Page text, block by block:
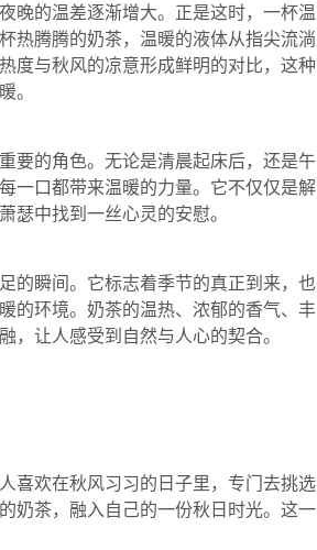
晚的温差逐渐增大。正是这时，一杯温
热腾腾的奶茶，温暖的液体从指尖流淌
度与秋风的凉意形成鲜明的对比，这种
。
要的角色。无论是清晨起床后，还是午
一口都带来温暖的力量。它不仅仅是解
瑟中找到一丝心灵的安慰。
的瞬间。它标志着季节的真正到来，也
的环境。奶茶的温热、浓郁的香气、丰
，让人感受到自然与人心的契合。
喜欢在秋风习习的日子里，专门去挑选
奶茶，融入自己的一份秋日时光。这一